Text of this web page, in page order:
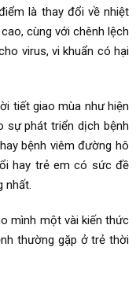
là thay đổi về nhiệt
cùng với chênh lệch
virus, vi khuẩn có hại
tiết giao mùa như hiện
sự phát triển dịch bệnh
bệnh viêm đường hô
hay trẻ em có sức đề
nhất.
mình một vài kiến thức
thường gặp ở trẻ thời